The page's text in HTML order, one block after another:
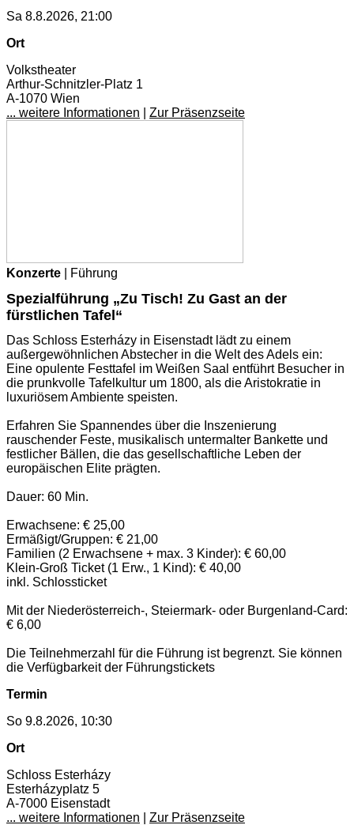
Sa 8.8.2026, 21:00
Ort
Volkstheater
Arthur-Schnitzler-Platz 1
A-1070 Wien
... weitere Informationen
Zur Präsenzseite
Konzerte | Führung
Spezialführung „Zu Tisch! Zu Gast an der
fürstlichen Tafel“
Das Schloss Esterházy in Eisenstadt lädt zu einem
außergewöhnlichen Abstecher in die Welt des Adels ein:
Eine opulente Festtafel im Weißen Saal entführt Besucher in
die prunkvolle Tafelkultur um 1800, als die Aristokratie in
luxuriösem Ambiente speisten.
Erfahren Sie Spannendes über die Inszenierung
rauschender Feste, musikalisch untermalter Bankette und
festlicher Bällen, die das gesellschaftliche Leben der
europäischen Elite prägten.
Dauer: 60 Min.
Erwachsene: € 25,00
Ermäßigt/Gruppen: € 21,00
Familien (2 Erwachsene + max. 3 Kinder): € 60,00
Klein-Groß Ticket (1 Erw., 1 Kind): € 40,00
inkl. Schlossticket
Mit der Niederösterreich-, Steiermark- oder Burgenland-Card:
€ 6,00
Die Teilnehmerzahl für die Führung ist begrenzt. Sie können
die Verfügbarkeit der Führungstickets
Termin
So 9.8.2026, 10:30
Ort
Schloss Esterházy
Esterházyplatz 5
A-7000 Eisenstadt
... weitere Informationen
Zur Präsenzseite